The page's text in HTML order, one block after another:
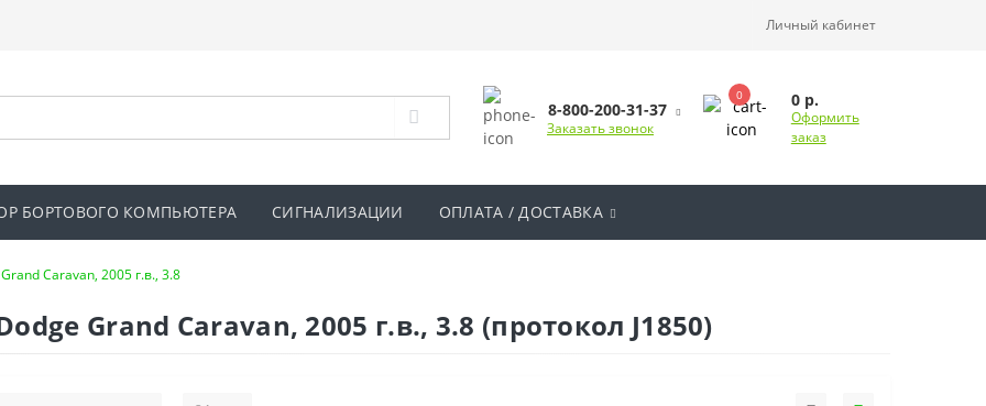
Личный кабинет
8-800-200-31-37
Заказать звонок
0 0 р.
Оформить
заказ
БОРТОВОГО КОМПЬЮТЕРА СИГНАЛИЗАЦИИ ОПЛАТА / ДОСТАВКА
Caravan, 2005 г.в., 3.8
Grand Caravan, 2005 г.в., 3.8 (протокол J1850)